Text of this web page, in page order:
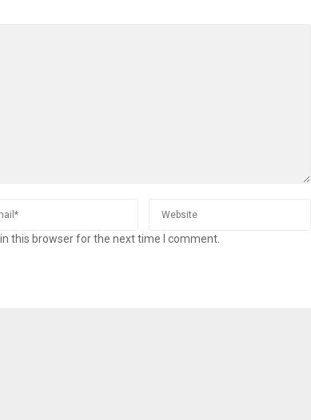
this browser for the next time I comment.